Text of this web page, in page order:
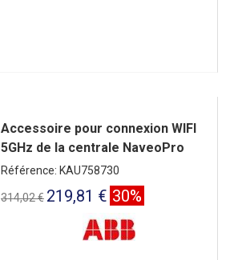
Accessoire pour connexion WIFI
5GHz de la centrale NaveoPro
Référence: KAU758730
314,02 € 219,81 € 30%